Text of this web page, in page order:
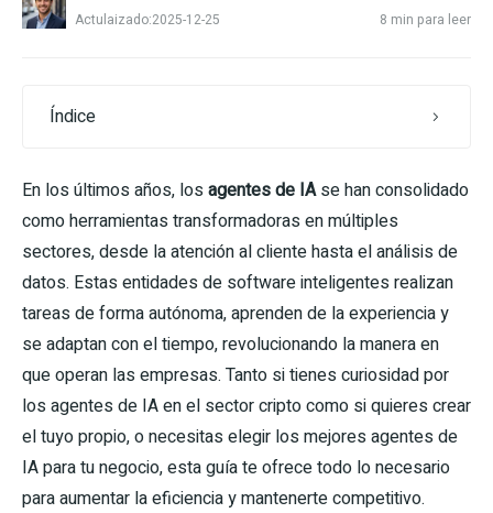
Actulaizado:2025-12-25 8 min para leer
Índice
En los últimos años, los agentes de IAse han consolidado
como herramientas transformadoras en múltiples
sectores, desde la atención al cliente hasta el análisis de
datos. Estas entidades de software inteligentes realizan
tareas de forma autónoma, aprenden de la experiencia y
se adaptan con el tiempo, revolucionando la manera en
que operan las empresas. Tanto si tienes curiosidad por
los agentes de IA en el sector cripto como si quieres crear
el tuyo propio, o necesitas elegir los mejores agentes de
IA para tu negocio, esta guía te ofrece todo lo necesario
para aumentar la eficiencia y mantenerte competitivo.